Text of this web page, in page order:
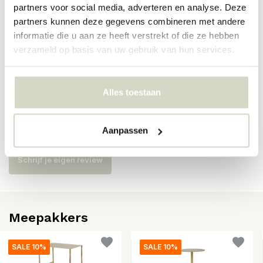
partners voor social media, adverteren en analyse. Deze
partners kunnen deze gegevens combineren met andere
informatie die u aan ze heeft verstrekt of die ze hebben
verzameld op basis van uw gebruik van hun services.
Alles toestaan
Aanpassen
Artikelnummer 106102
SKU
EAN 8720195376873
Er zijn nog geen reviews geschreven over dit product..
Schrijf je eigen review
Meepakkers
SALE 10% SALE 10%